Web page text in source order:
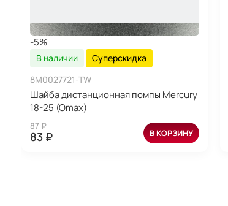
-5%
В наличии
Суперскидка
8M0027721-TW
Шайба дистанционная помпы Mercury
18-25 (Omax)
87 ₽
83 ₽ В КОРЗИНУ